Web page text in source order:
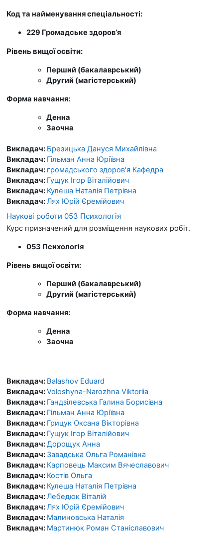
Код та найменування спеціальності:
229 Громадське здоров’я
Рівень вищої освіти:
Перший (бакалаврський)
Другий (магістерський)
Форма навчання:
Денна
Заочна
Викладач: Брезицька Дануся Михайлівна
Викладач: Гільман Анна Юріївна
Викладач: громадського здоров'я Кафедра
Викладач: Гущук Ігор Віталійович
Викладач: Кулеша Наталія Петрівна
Викладач:Лях Юрій Єремійович
Наукові роботи 053 Психологія
Курс призначений для розміщення наукових робіт.
053 Психологія
Рівень вищої освіти:
Перший (бакалаврський)
Другий (магістерський)
Форма навчання:
Денна
Заочна
Викладач: Balashov Eduard
Викладач:Voloshyna-Narozhna Viktoriia
Викладач: Гандзілевська Галина Борисівна
Викладач: Гільман Анна Юріївна
Викладач: Грицук Оксана Вікторівна
Викладач: Гущук Ігор Віталійович
Викладач:Дорощук Анна
Викладач: Завадська Ольга Романівна
Викладач: Карповець Максим Вячеславович
Викладач: Костів Ольга
Викладач: Кулеша Наталія Петрівна
Викладач:Лебедюк Віталій
Викладач:Лях Юрій Єремійович
Викладач: Малиновська Наталія
Викладач: Мартинюк Роман Станіславович